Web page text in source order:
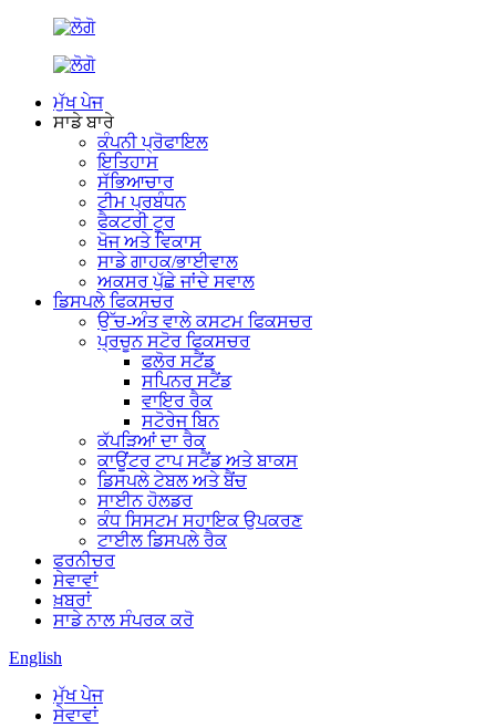
ਮੁੱਖ ਪੇਜ
ਸਾਡੇ ਬਾਰੇ
ਕੰਪਨੀ ਪ੍ਰੋਫਾਇਲ
ਇਤਿਹਾਸ
ਸੱਭਿਆਚਾਰ
ਟੀਮ ਪ੍ਰਬੰਧਨ
ਫੈਕਟਰੀ ਟੂਰ
ਖੋਜ ਅਤੇ ਵਿਕਾਸ
ਸਾਡੇ ਗਾਹਕ/ਭਾਈਵਾਲ
ਅਕਸਰ ਪੁੱਛੇ ਜਾਂਦੇ ਸਵਾਲ
ਡਿਸਪਲੇ ਫਿਕਸਚਰ
ਉੱਚ-ਅੰਤ ਵਾਲੇ ਕਸਟਮ ਫਿਕਸਚਰ
ਪ੍ਰਚੂਨ ਸਟੋਰ ਫਿਕਸਚਰ
ਫਲੋਰ ਸਟੈਂਡ
ਸਪਿਨਰ ਸਟੈਂਡ
ਵਾਇਰ ਰੈਕ
ਸਟੋਰੇਜ ਬਿਨ
ਕੱਪੜਿਆਂ ਦਾ ਰੈਕ
ਕਾਊਂਟਰ ਟਾਪ ਸਟੈਂਡ ਅਤੇ ਬਾਕਸ
ਡਿਸਪਲੇ ਟੇਬਲ ਅਤੇ ਬੈਂਚ
ਸਾਈਨ ਹੋਲਡਰ
ਕੰਧ ਸਿਸਟਮ ਸਹਾਇਕ ਉਪਕਰਣ
ਟਾਈਲ ਡਿਸਪਲੇ ਰੈਕ
ਫਰਨੀਚਰ
ਸੇਵਾਵਾਂ
ਖ਼ਬਰਾਂ
ਸਾਡੇ ਨਾਲ ਸੰਪਰਕ ਕਰੋ
English
ਮੁੱਖ ਪੇਜ
ਸੇਵਾਵਾਂ